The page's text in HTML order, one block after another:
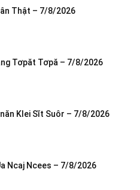
Thật – 7/8/2026
Tơpăt Tơpă – 7/8/2026
Klei Sĭt Suôr – 7/8/2026
Ncaj Ncees – 7/8/2026